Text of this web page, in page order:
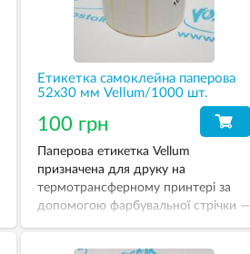
Етикетка самоклейна паперова
52х30 мм Vellum/1000 шт.
100 грн
Паперова етикетка Vellum
призначена для друку на
термотрансферному принтері за
допомогою фарбувальної стрічки —